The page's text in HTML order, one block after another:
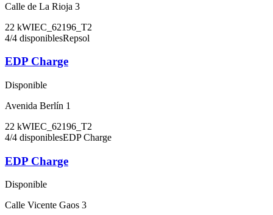
Calle de La Rioja 3
22 kWIEC_62196_T2
4/4 disponiblesRepsol
EDP Charge
Disponible
Avenida Berlín 1
22 kWIEC_62196_T2
4/4 disponiblesEDP Charge
EDP Charge
Disponible
Calle Vicente Gaos 3